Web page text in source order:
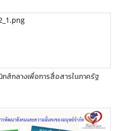
ส์กลางเพื่อการสื่อสารในภาครัฐ